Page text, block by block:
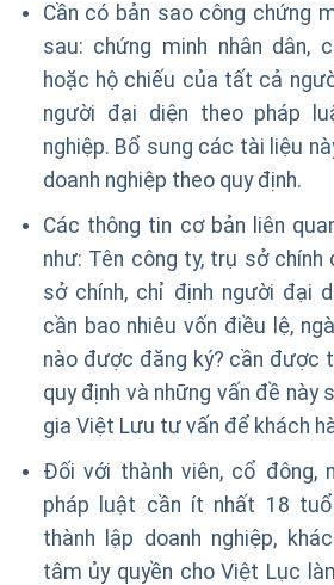
Cần có bản sao công chứng
sau: chứng minh nhân dân,
hoặc hộ chiếu của tất cả
người đại diện theo pháp
nghiệp. Bổ sung các tài liệu
doanh nghiệp theo quy định.
Các thông tin cơ bản liên
như: Tên công ty, trụ sở
sở chính, chỉ định người đại
cần bao nhiêu vốn điều lệ,
nào được đăng ký? cần được
quy định và những vấn đề này
gia Việt Lưu tư vấn để khách
Đối với thành viên, cổ đông,
pháp luật cần ít nhất 18
thành lập doanh nghiệp,
tâm ủy quyền cho Việt Lục